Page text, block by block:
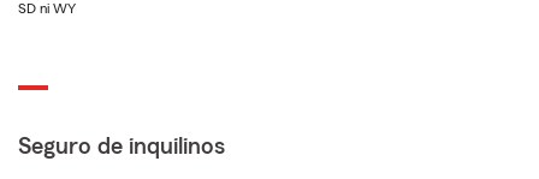
SD ni WY
Seguro de inquilinos